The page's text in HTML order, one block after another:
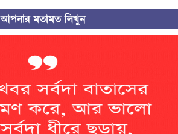
আপনার মতামত লিখুন